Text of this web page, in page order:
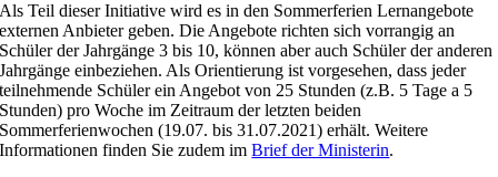
Als Teil dieser Initiative wird es in den Sommerferien Lernangebote
externen Anbieter geben. Die Angebote richten sich vorrangig an
Schüler der Jahrgänge 3 bis 10, können aber auch Schüler der anderen
Jahrgänge einbeziehen. Als Orientierung ist vorgesehen, dass jeder
teilnehmende Schüler ein Angebot von 25 Stunden (z.B. 5 Tage a 5
Stunden) pro Woche im Zeitraum der letzten beiden
Sommerferienwochen (19.07. bis 31.07.2021) erhält. Weitere
Informationen finden Sie zudem imBrief der Ministerin.